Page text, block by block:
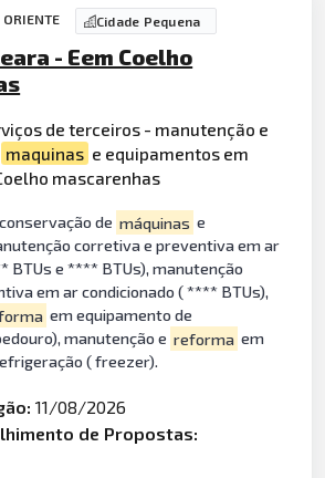
Cidade Pequena
- Eem Coelho
de terceiros - manutenção e
maquinas e equipamentos em
mascarenhas
de máquinas e
corretiva e preventiva em ar
BTUs e **** BTUs), manutenção
em ar condicionado ( **** BTUs),
em equipamento de
manutenção e reforma em
( freezer).
11/08/2026
de Propostas: